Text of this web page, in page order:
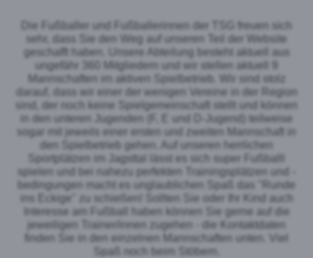
Die Fußballer und Fußballerinnen der TSG freuen sich
sehr, dass Sie den Weg auf unseren Teil der Website
geschafft haben. Unsere Abteilung besteht aktuell aus
ungefähr 360 Mitgliedern und wir stellen aktuell 9
Mannschaften im aktiven Spielbetrieb. Wir sind stolz
darauf, dass wir einer der wenigen Vereine in der Region
sind, der noch keine Spielgemeinschaft stellt und können
in den unteren Jugenden (F, E und D-Jugend) teilweise
sogar mit jeweils einer ersten und zweiten Mannschaft in
den Spielbetrieb gehen. Auf unseren herrlichen
Sportplätzen im Jagsttal lässt es sich super Fußballl
spielen und bei nahezu perfekten Trainingsplätzen und -
bedingungen macht es unglaublichen Spaß das "Runde
ins Eckige" zu schießen! Sollten Sie oder Ihr Kind auch
Interesse am Fußball haben können Sie gerne auf die
jeweiligen Trainer/innen zugehen - die Kontaktdaten
finden Sie in den einzelnen Mannschaften unten. Viel
Spaß noch beim Stöbern.